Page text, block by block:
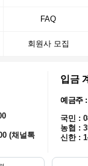
FAQ
회원사 모집
(채널톡
입금
예금주
국민 :
농협 :
신한 :